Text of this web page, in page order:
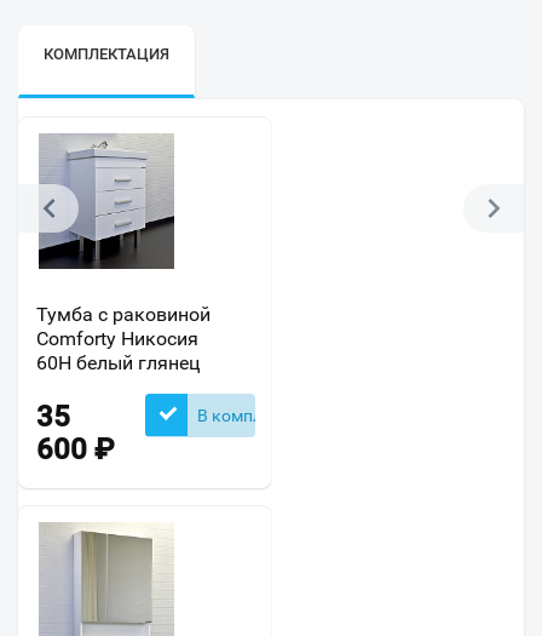
КОМПЛЕКТАЦИЯ
Тумба с раковиной
Comforty Никосия
60Н белый глянец
35
600 ₽
В комплекте